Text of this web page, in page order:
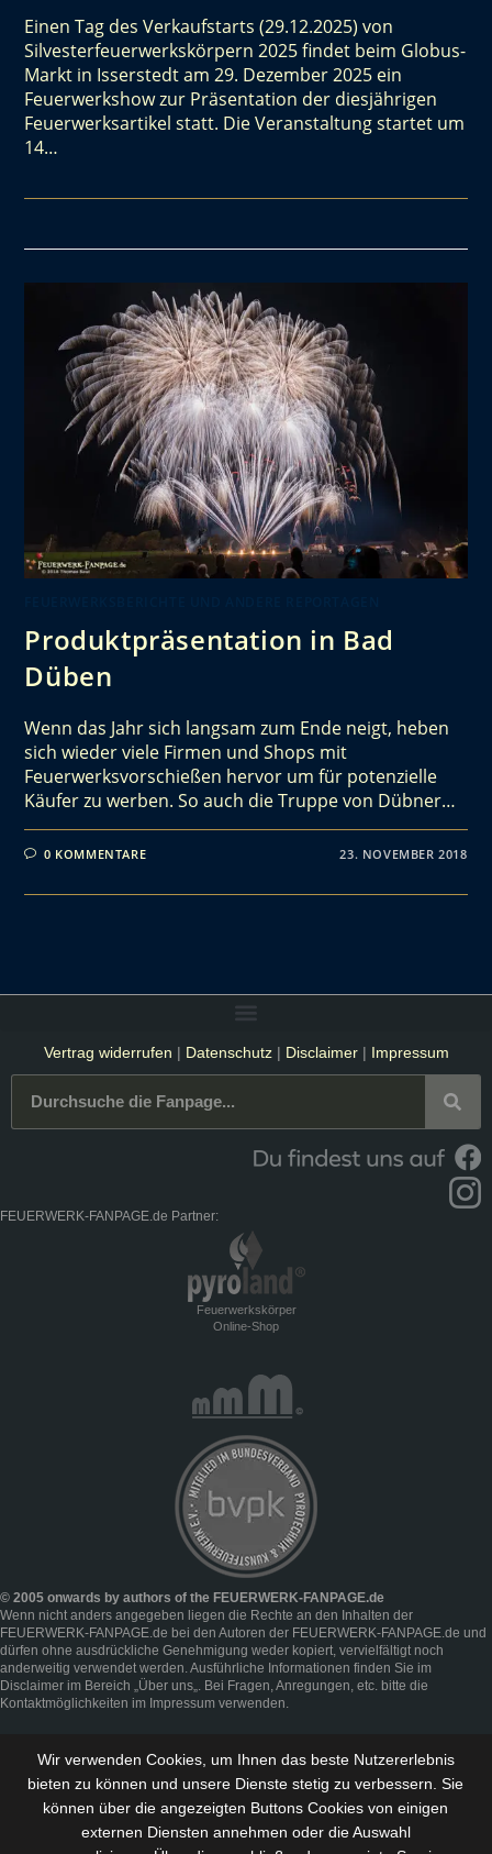
Einen Tag des Verkaufstarts (29.12.2025) von
Silvesterfeuerwerkskörpern 2025 findet beim Globus-
Markt in Isserstedt am 29. Dezember 2025 ein
Feuerwerkshow zur Präsentation der diesjährigen
Feuerwerksartikel statt. Die Veranstaltung startet um
14…
Produktpräsentation in Bad
Düben
Wenn das Jahr sich langsam zum Ende neigt, heben
sich wieder viele Firmen und Shops mit
Feuerwerksvorschießen hervor um für potenzielle
Käufer zu werben. So auch die Truppe von Dübner…
0 KOMMENTARE 23. NOVEMBER 2018
Vertrag widerrufen | Datenschutz| Disclaimer| Impressum
FEUERWERK-FANPAGE.de Partner:
Feuerwerkskörper
Online-Shop
© 2005 onwards by authors of the FEUERWERK-FANPAGE.de
Wenn nicht anders angegeben liegen die Rechte an den Inhalten der
FEUERWERK-FANPAGE.de bei den Autoren der FEUERWERK-FANPAGE.de und
dürfen ohne ausdrückliche Genehmigung weder kopiert, vervielfältigt noch
anderweitig verwendet werden. Ausführliche Informationen finden Sie im
Disclaimer im Bereich „Über uns„. Bei Fragen, Anregungen, etc. bitte die
Kontaktmöglichkeiten im Impressum verwenden.
Wir verwenden Cookies, um Ihnen das beste Nutzererlebnis
bieten zu können und unsere Dienste stetig zu verbessern . Sie
können über die angezeigten Buttons Cookies von einigen
externen Diensten annehmen oder die Auswahl